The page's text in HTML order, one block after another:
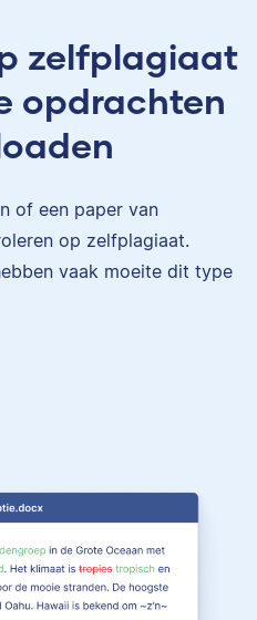
zelfplagiaat
opdrachten
of een paper van
op zelfplagiaat.
vaak moeite dit type